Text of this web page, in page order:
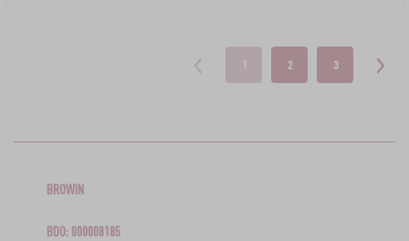
1 2 3
BROWIN
BDO: 000008185